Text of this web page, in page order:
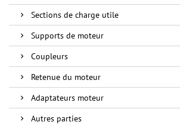
Sections de charge utile
Supports de moteur
Coupleurs
Retenue du moteur
Adaptateurs moteur
Autres parties